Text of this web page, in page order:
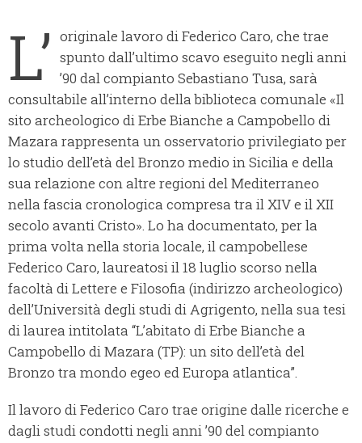
L’ originale lavoro di Federico Caro, che trae
spunto dall’ultimo scavo eseguito negli anni
’90 dal compianto Sebastiano Tusa, sarà
consultabile all’interno della biblioteca comunale «Il
sito archeologico di Erbe Bianche a Campobello di
Mazara rappresenta un osservatorio privilegiato per
lo studio dell’età del Bronzo medio in Sicilia e della
sua relazione con altre regioni del Mediterraneo
nella fascia cronologica compresa tra il XIV e il XII
secolo avanti Cristo». Lo ha documentato, per la
prima volta nella storia locale, il campobellese
Federico Caro, laureatosi il 18 luglio scorso nella
facoltà di Lettere e Filosofia (indirizzo archeologico)
dell’Università degli studi di Agrigento, nella sua tesi
di laurea intitolata “L’abitato di Erbe Bianche a
Campobello di Mazara (TP): un sito dell’età del
Bronzo tra mondo egeo ed Europa atlantica”.
Il lavoro di Federico Caro trae origine dalle ricerche e
dagli studi condotti negli anni ’90 del compianto